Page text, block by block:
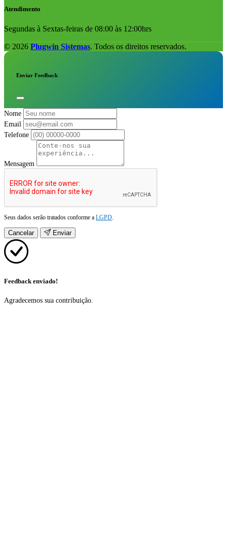
Atendimento
Segundas à Sextas-feiras de 08:00 às 12:00hrs
© 2026 Plugwin Sistemas. Todos os direitos reservados.
Enviar Feedback
Nome
Email
Telefone
Mensagem
Seus dados serão tratados conforme a LGPD
Cancelar Enviar
Feedback enviado!
Agradecemos sua contribuição.